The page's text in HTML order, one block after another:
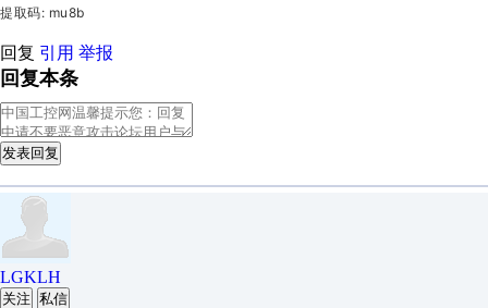
提取码: mu8b
回复 引用 举报
回复本条
发表回复
LGKLH
关注 私信